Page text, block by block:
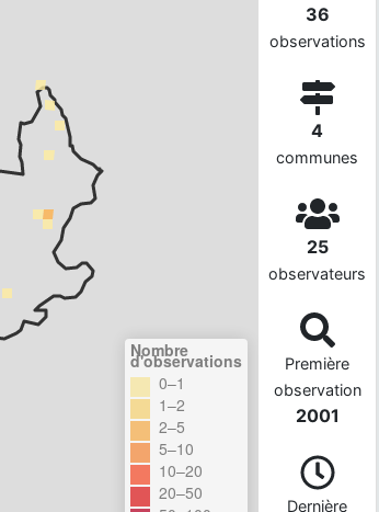
Nombre
d'observations
0–1
1–2
2–5
5–10
10–20
20–50
36
observations
4
communes
25
observateurs
Première
observation
2001
Dernière